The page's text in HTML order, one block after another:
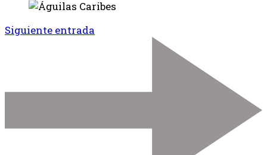
Siguiente entrada